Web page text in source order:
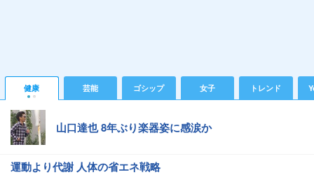
健康 芸能 ゴシップ 女子 トレンド
山口達也 8年ぶり楽器姿に感涙か
運動より代謝 人体の省エネ戦略